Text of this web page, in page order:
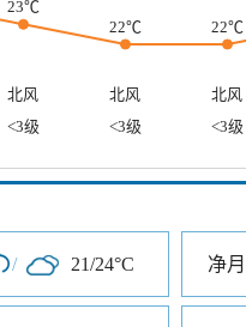
23℃
22℃
22℃
北风 北风
北风
<3级 <3级 <3级
/ 21/24°C 净